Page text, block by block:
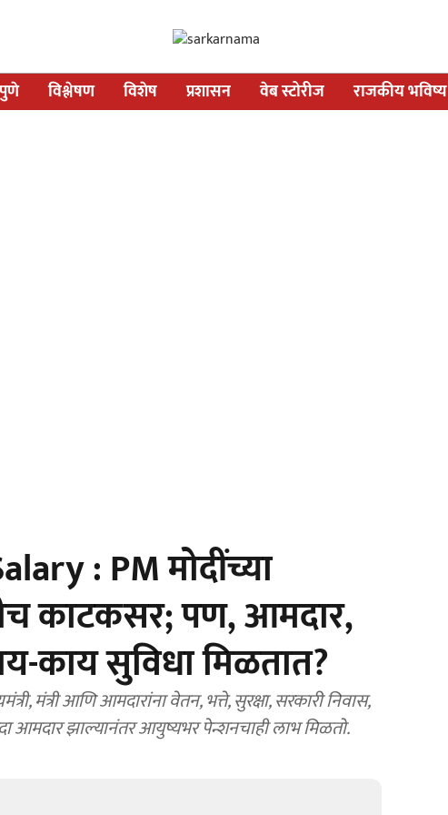
विश्लेषण विशेष प्रशासन वेब स्टोरीज राजकीय भविष्य
: PM मोदींच्या
काटकसर; पण, आमदार,
काय सुविधा मिळतात?
मंत्री आणि आमदारांना वेतन, भत्ते, सुरक्षा, सरकारी निवास,
आमदार झाल्यानंतर आयुष्यभर पेन्शनचाही लाभ मिळतो.